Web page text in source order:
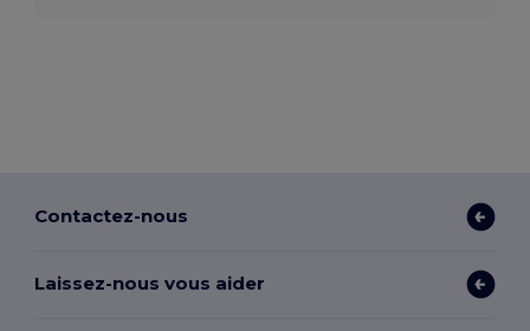
Contactez-nous
Laissez-nous vous aider